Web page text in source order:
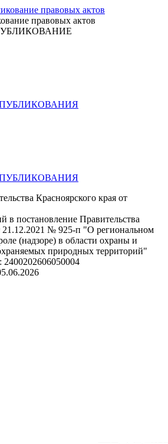
правовых актов
Красноярского края от
в постановление Правительства
21.12.2021 № 925-п "О региональном
(надзоре) в области охраны и
природных территорий"
2400202606050004